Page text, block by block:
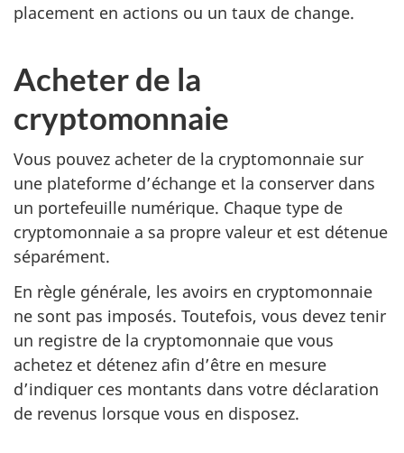
placement en actions ou un taux de change.
Acheter de la
cryptomonnaie
Vous pouvez acheter de la cryptomonnaie sur
une plateforme d’échange et la conserver dans
un portefeuille numérique. Chaque type de
cryptomonnaie a sa propre valeur et est détenue
séparément.
En règle générale, les avoirs en cryptomonnaie
ne sont pas imposés. Toutefois, vous devez tenir
un registre de la cryptomonnaie que vous
achetez et détenez afin d’être en mesure
d’indiquer ces montants dans votre déclaration
de revenus lorsque vous en disposez.